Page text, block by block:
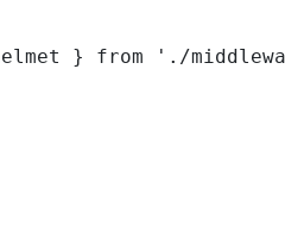
} from './